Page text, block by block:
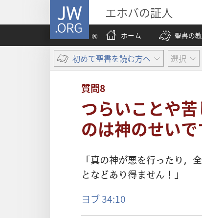
JW.ORG エホバの証人
ホーム
聖書の
初めて聖書を読む方へ 選択
質問8
つらいことや
のは神のせい
「真の神が悪を行ったり， 全
となどあり得ません！」
ヨブ 34:10